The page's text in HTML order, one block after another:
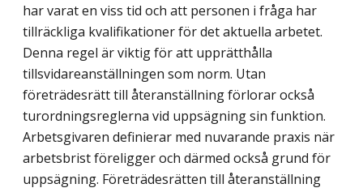
har varat en viss tid och att personen i fråga har
tillräckliga kvalifikationer för det aktuella arbetet.
Denna regel är viktig för att upprätthålla
tillsvidareanställningen som norm. Utan
företrädesrätt till återanställning förlorar också
turordningsreglerna vid uppsägning sin funktion.
Arbetsgivaren definierar med nuvarande praxis när
arbetsbrist föreligger och därmed också grund för
uppsägning. Företrädesrätten till återanställning